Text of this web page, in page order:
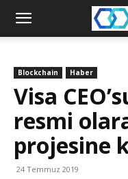
Blockchain
Platformu
Blockchain Haber
Visa
resmi
projesine
24 Temmuz 2019